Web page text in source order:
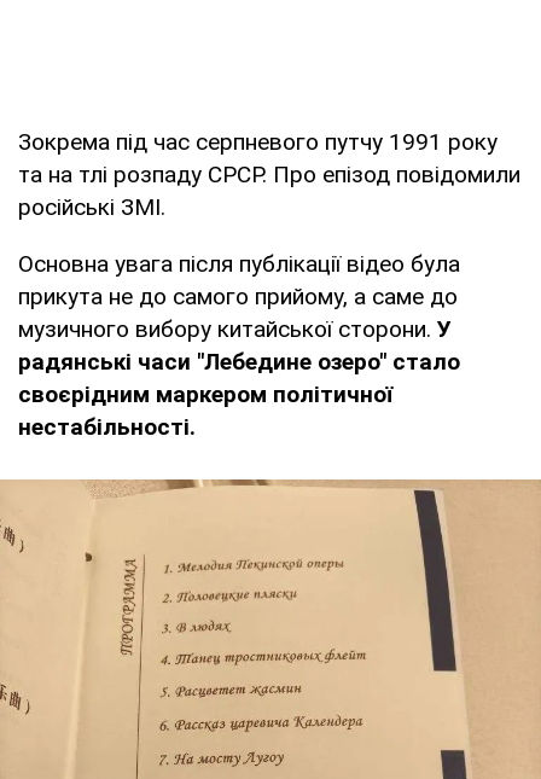
Зокрема під час серпневого путчу 1991 року
та на тлі розпаду СРСР. Про епізод повідомили
російські ЗМІ.
Основна увага після публікації відео була
прикута не до самого прийому, а саме до
музичного вибору китайської сторони. У
радянські часи "Лебедине озеро" стало
своєрідним маркером політичної
нестабільності.